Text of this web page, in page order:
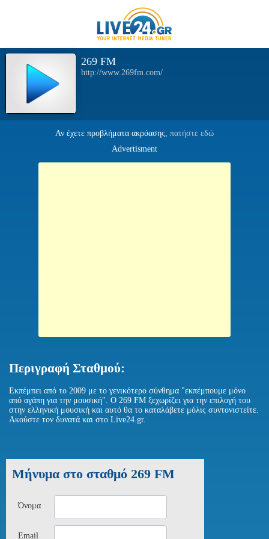
269 FM
http://www.269fm.com/
Αν έχετε προβλήματα ακρόασης, πατήστε εδώ
Advertisment
Περιγραφή Σταθμού:
Εκπέμπει από το 2009 με το γενικότερο σύνθημα "εκπέμπουμε μόνο
από αγάπη για την μουσική". Ο 269 FM ξεχωρίζει για την επιλογή του
στην ελληνική μουσική και αυτό θα το καταλάβετε μόλις συντονιστείτε.
Ακούστε τον δυνατά και στο Live24.gr.
Μήνυμα στο σταθμό 269 FM
Όνομα
Email